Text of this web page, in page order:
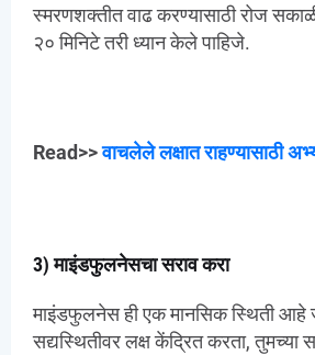
स्मरणशक्तीत वाढ करण्यासाठी रोज
२० मिनिटे तरी ध्यान केले पाहिजे.
Read>>वाचलेले लक्षात राहण्यासाठी
3) माइंडफुलनेसचा सराव करा
माइंडफुलनेस ही एक मानसिक स्थिती आहे
सद्यस्थितीवर लक्ष केंद्रित करता, तुमच्या